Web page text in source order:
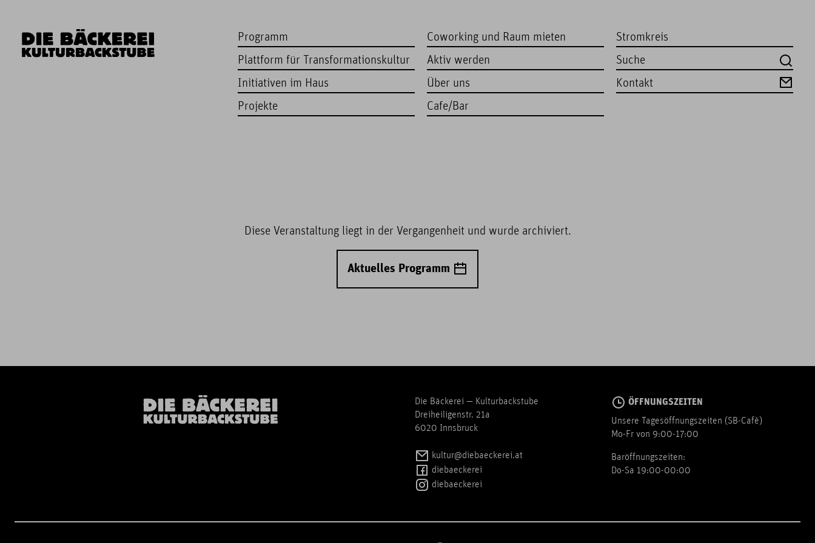
Programm
Plattform für Transformationskultur
Initiativen im Haus
Projekte
Coworking und Raum mieten
Aktiv werden
Über uns
Cafe/Bar
Stromkreis
Kontakt
Diese Veranstaltung liegt in der Vergangenheit und wurde archiviert.
Aktuelles Programm
Die Bäckerei — Kulturbackstube
Dreiheiligenstr. 21a
6020 Innsbruck
kultur@diebaeckerei.at
diebaeckerei
diebaeckerei
ÖFFNUNGSZEITEN
Unsere Tagesöffnungszeiten (SB-Cafè)
Mo-Fr von 9:00-17:00
Baröffnungszeiten:
Do-Sa 19:00-00:00